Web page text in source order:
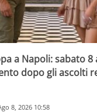
a Napoli: sabato 8
dopo gli ascolti
8, 2026 10:58